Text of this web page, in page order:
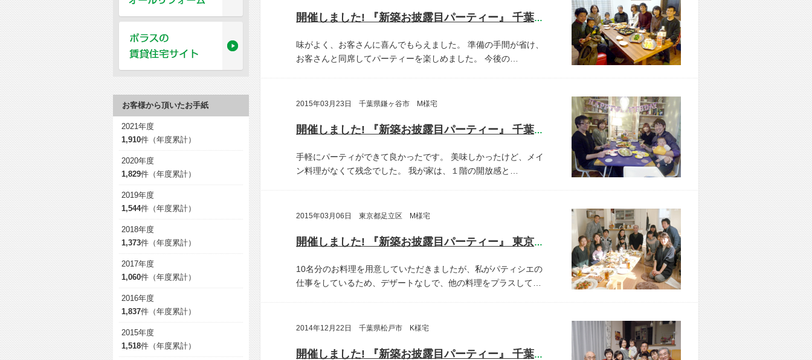
開催しました! 『新築お披露目パーティー』 千葉県柏市 T様宅
味がよく、お客さんに喜んでもらえました。
準備の手間が省け、
お客さんと同席してパーティーを楽しめました。
今後の…
2015年03月23日 千葉県鎌ヶ谷市 M様宅
開催しました! 『新築お披露目パーティー』 千葉県鎌ヶ谷市 M様宅
手軽にパーティができて良かったです。
美味しかったけど、メイ
ン料理がなくて残念でした。
我が家は、１階の開放感と…
2015年03月06日 東京都足立区 M様宅
開催しました! 『新築お披露目パーティー』 東京都足立区 M様宅
10名分のお料理を用意していただきましたが、私がパティシエの
仕事をしているため、デザートなしで、他の料理をプラスして…
2014年12月22日 千葉県松戸市 K様宅
開催しました! 『新築お披露目パーティー』 千葉県松戸市 K様宅
お客様から頂いたお手紙
2021年度
1,910件（年度累計）
2020年度
1,829件（年度累計）
2019年度
1,544件（年度累計）
2018年度
1,373件（年度累計）
2017年度
1,060件（年度累計）
2016年度
1,837件（年度累計）
2015年度
1,518件（年度累計）